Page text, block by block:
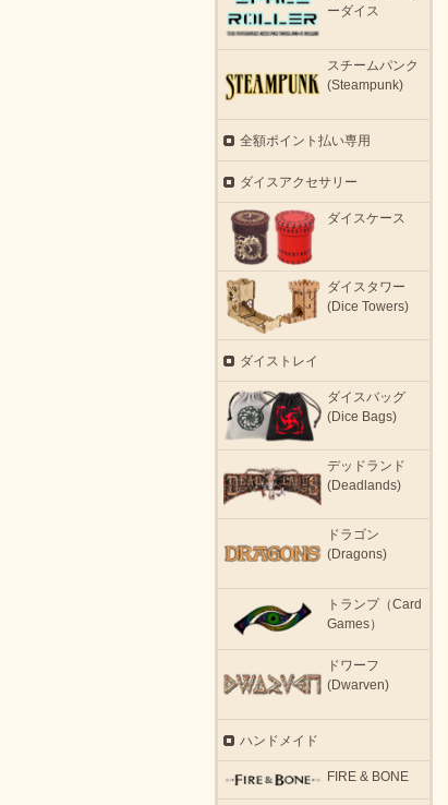
ーダイス
スチームパンク
(Steampunk)
全額ポイント払い専用
ダイスアクセサリー
ダイスケース
ダイスタワー
(Dice Towers)
ダイストレイ
ダイスバッグ
(Dice Bags)
デッドランド
(Deadlands)
ドラゴン
(Dragons)
トランプ（Card
Games）
ドワーフ
(Dwarven)
ハンドメイド
FIRE & BONE